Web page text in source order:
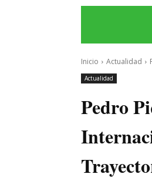
Inicio Actualidad
Actualidad
Pedro